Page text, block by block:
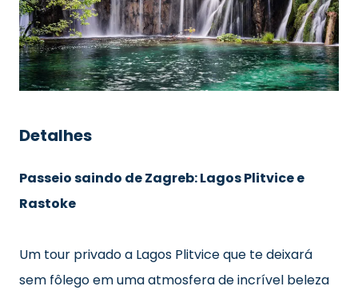
Detalhes
Passeio saindo de Zagreb: Lagos Plitvice e
Rastoke
Um tour privado a Lagos Plitvice que te deixará
sem fôlego em uma atmosfera de incrível beleza